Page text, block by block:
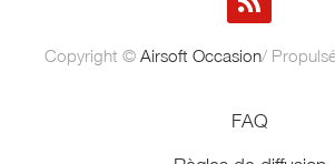
Copyright © Airsoft Occasion/
FAQ